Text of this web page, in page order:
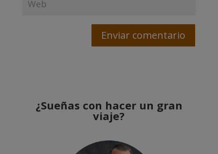
¿Sueñas con hacer un gran
viaje?